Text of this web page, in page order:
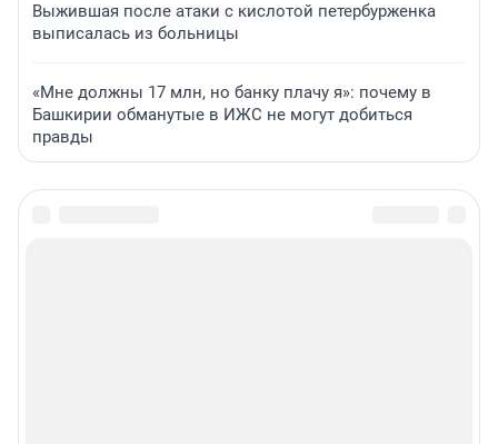
Выжившая после атаки с кислотой петербурженка
выписалась из больницы
«Мне должны 17 млн, но банку плачу я»: почему в
Башкирии обманутые в ИЖС не могут добиться
правды